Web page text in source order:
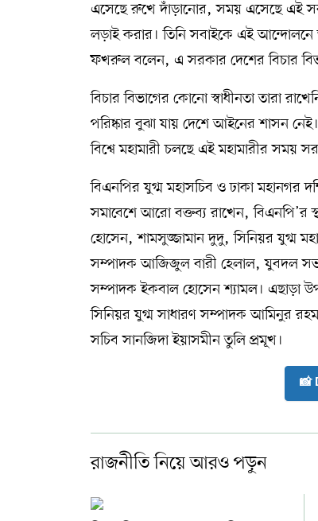
এসেছে রুখে দাঁড়ানোর, সময় এসেছে এই
লড়াই করার। তিনি সবাইকে এই আন্দোলনে
ফখরুল বলেন, এ সরকার দেশের বিচার
বিচার বিভাগের কোনো স্বাধীনতা তারা
পরিষ্কার বুঝা যায় দেশে আইনের শাসন
বিশ্বে মহামারী চলছে এই মহামারীর সময়
বিএনপির যুগ্ম মহাসচিব ও ঢাকা মহানগর
সমাবেশে আরো বক্তব্য রাখেন, বিএনপি’র
হোসেন, শামসুজ্জামান দুদু, সিনিয়র যুগ্ম
সম্পাদক আজিজুল বারী হেলাল, যুবদল
সম্পাদক ইকবাল হোসেন শ্যামল। এছাড়া
সিনিয়র যুগ্ম সাধারণ সম্পাদক আমিনুর
সচিব সানজিদা ইয়াসমীন তুলি প্রমূখ।
📸
রাজনীতি নিয়ে আরও পড়ুন